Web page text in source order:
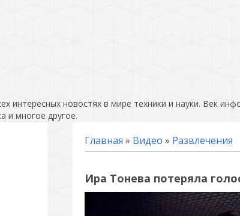
интересных новостях в мире техники и науки. Век
и многое другое.
Главная » Видео » Развлечения
Ира Тонева потеряла